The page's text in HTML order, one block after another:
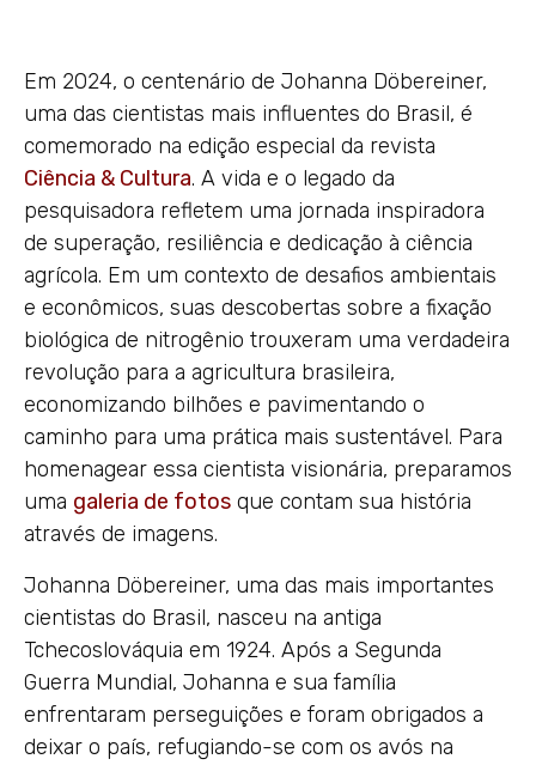
Em 2024, o centenário de Johanna Döbereiner,
uma das cientistas mais influentes do Brasil, é
comemorado na edição especial da revista
Ciência & Cultura. A vida e o legado da
pesquisadora refletem uma jornada inspiradora
de superação, resiliência e dedicação à ciência
agrícola. Em um contexto de desafios ambientais
e econômicos, suas descobertas sobre a fixação
biológica de nitrogênio trouxeram uma verdadeira
revolução para a agricultura brasileira,
economizando bilhões e pavimentando o
caminho para uma prática mais sustentável. Para
homenagear essa cientista visionária, preparamos
uma galeria de fotos que contam sua história
através de imagens.
Johanna Döbereiner, uma das mais importantes
cientistas do Brasil, nasceu na antiga
Tchecoslováquia em 1924. Após a Segunda
Guerra Mundial, Johanna e sua família
enfrentaram perseguições e foram obrigados a
deixar o país, refugiando-se com os avós na